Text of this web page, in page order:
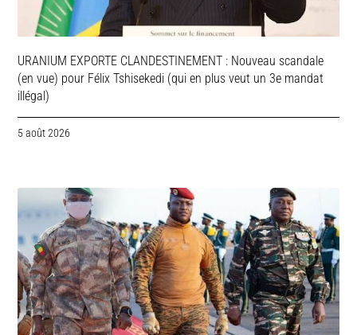
URANIUM EXPORTE CLANDESTINEMENT : Nouveau scandale
(en vue) pour Félix Tshisekedi (qui en plus veut un 3e mandat
illégal)
5 août 2026